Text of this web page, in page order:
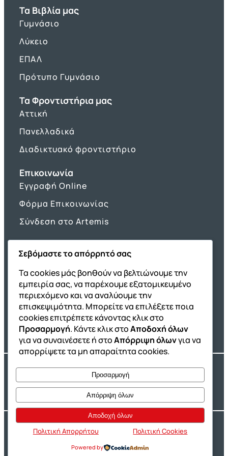
Τα Βιβλία μας
Γυμνάσιο
Λύκειο
ΕΠΑΛ
Πρότυπο Γυμνάσιο
Τα Φροντιστήρια μας
Αττική
Πανελλαδικά
Διαδικτυακό φροντιστήριο
Επικοινωνία
Εγγραφή Online
Φόρμα Επικοινωνίας
Σύνδεση στο Artemis
Όμιλος ΔΙΑΚΡΟΤΗΜΑ
ΔΙΑΚΡΟΤΗΜΑ@Home
Σχολική Μελέτη After School
Εκδόσεις Καλαϊτζίδη
Franchise ΔΙΑΚΡΟΤΗΜΑ
Copyright® 2004 –2026Εκπαιδευτικός Όμιλος ΔΙΑΚΡΟΤΗΜΑ®. Αρ.
Γ.Ε.Μ.Η.: 54967109000.
Oceancube – Hosted by
Ιδιωτικότητα Πολιτική Cookies
Δήλωση Προσβασιμότητας
Σεβόμαστε το απόρρητό σας
Τα cookies μάς βοηθούν να βελτιώνουμε την
εμπειρία σας, να παρέχουμε εξατομικευμένο
περιεχόμενο και να αναλύουμε την
επισκεψιμότητα. Μπορείτε να επιλέξετε ποια
cookies επιτρέπετε κάνοντας κλικ στο
Προσαρμογή. Κάντε κλικ στοΑποδοχή όλων
για να συναινέσετε ή στοΑπόρριψη όλωνγια να
απορρίψετε τα μη απαραίτητα cookies.
Προσαρμογή
Απόρριψη όλων
Αποδοχή όλων
Πολιτική Απορρήτου Πολιτική Cookies
Powered by